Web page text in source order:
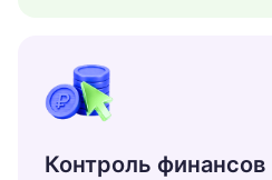
Контроль финансов